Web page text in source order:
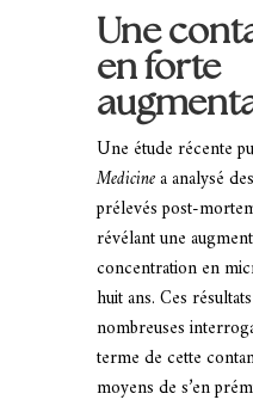
Une
en forte
Une étude récente
Medicinea analysé
prélevés post-
révélant une
concentration en
huit ans. Ces
nombreuses
terme de cette
moyens de s’en